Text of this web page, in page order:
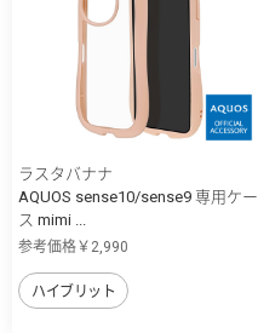
ラスタバナナ
AQUOS sense10/sense9 専用ケー
ス mimi ...
参考価格￥2,990
ハイブリット